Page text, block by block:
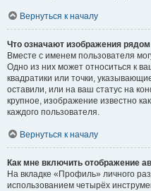
Вернуться к началу
Что означают изображения
Вместе с именем пользователя
Одно из них может относиться к
квадратики или точки,
оставили, или на ваш статус на
крупное, изображение известно
каждого пользователя.
Вернуться к началу
Как мне включить отображение
На вкладке «Профиль» личного
использованием четырёх